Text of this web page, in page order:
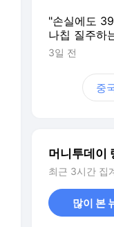
"손실에도
나칩 질주하
'삼전닉스' 탄
3일 전
중
머니투데이
최근 3시간 집
많이 본